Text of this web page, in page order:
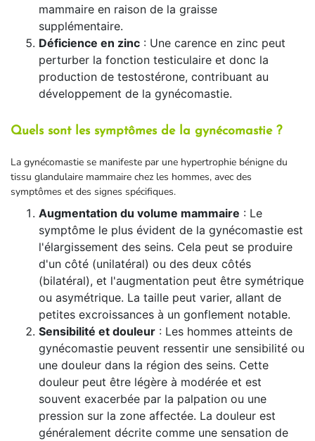
mammaire en raison de la graisse
supplémentaire.
Déficience en zinc : Une carence en zinc peut
perturber la fonction testiculaire et donc la
production de testostérone, contribuant au
développement de la gynécomastie.
Quels sont les symptômes de la gynécomastie ?
La gynécomastie se manifeste par une hypertrophie bénigne du
tissu glandulaire mammaire chez les hommes, avec des
symptômes et des signes spécifiques.
Augmentation du volume mammaire : Le
symptôme le plus évident de la gynécomastie est
l'élargissement des seins. Cela peut se produire
d'un côté (unilatéral) ou des deux côtés
(bilatéral), et l'augmentation peut être symétrique
ou asymétrique. La taille peut varier, allant de
petites excroissances à un gonflement notable.
Sensibilité et douleur : Les hommes atteints de
gynécomastie peuvent ressentir une sensibilité ou
une douleur dans la région des seins. Cette
douleur peut être légère à modérée et est
souvent exacerbée par la palpation ou une
pression sur la zone affectée. La douleur est
généralement décrite comme une sensation de